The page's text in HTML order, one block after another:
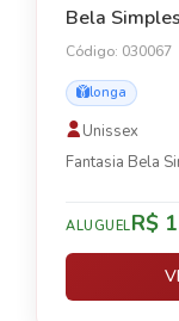
Bela Simples
Código: 030067
longa
Unissex
Fantasia Bela
ALUGUELR$